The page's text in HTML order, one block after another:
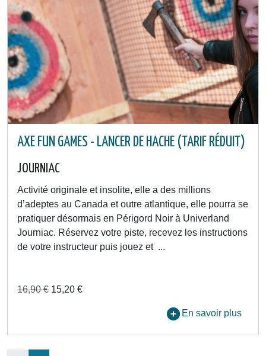
AXE FUN GAMES - LANCER DE HACHE (TARIF RÉDUIT)
JOURNIAC
Activité originale et insolite, elle a des millions
d’adeptes au Canada et outre atlantique, elle pourra se
pratiquer désormais en Périgord Noir à Univerland
Journiac. Réservez votre piste, recevez les instructions
de votre instructeur puis jouez et ...
16,90 € 15,20 €
En savoir plus